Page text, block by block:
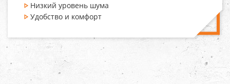
Низкий уровень шума
Удобство и комфорт